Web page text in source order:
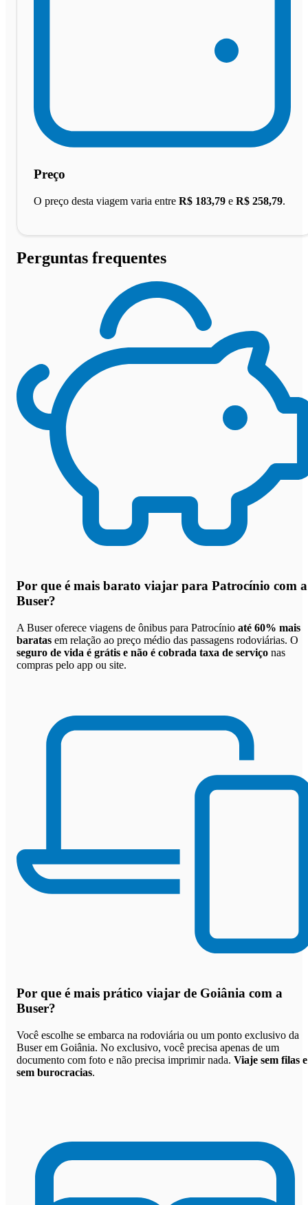
Preço
O preço desta viagem varia entre R$ 183,79 e R$ 258,79.
Perguntas frequentes
Por que é mais barato viajar para Patrocínio com a
Buser?
A Buser oferece viagens de ônibus para Patrocínio até 60% mais
baratas em relação ao preço médio das passagens rodoviárias. O
seguro de vida é grátis e não é cobrada taxa de serviço nas
compras pelo app ou site.
Por que é mais prático viajar de Goiânia com a
Buser?
Você escolhe se embarca na rodoviária ou um ponto exclusivo da
Buser em Goiânia. No exclusivo, você precisa apenas de um
documento com foto e não precisa imprimir nada. Viaje sem filas e
sem burocracias.